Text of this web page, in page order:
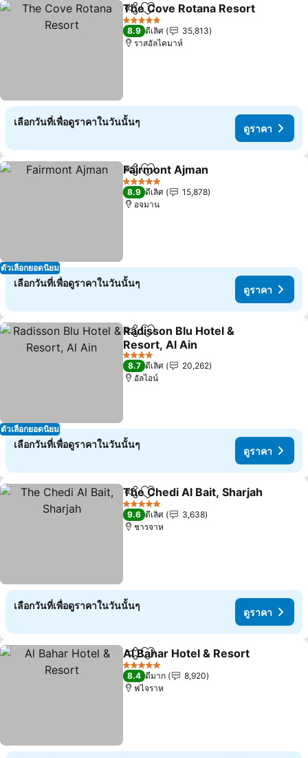
แชร์ เพิ่มในรายการโปรด
The Cove Rotana Resort
5 ดาว
8.9 ดีเลิศ
35,813
ราสอัลไคมาห์
เลือกวันที่เพื่อดูราคาในวันนั้นๆ
ดูราคา
ตัวเลือกยอดนิยม
แชร์ เพิ่มในรายการโปรด
Fairmont Ajman
5 ดาว
8.9 ดีเลิศ
15,878
อจมาน
เลือกวันที่เพื่อดูราคาในวันนั้นๆ
ดูราคา
ตัวเลือกยอดนิยม
แชร์ เพิ่มในรายการโปรด
Radisson Blu Hotel &
Resort, Al Ain
ดูราคา
4 ดาว
8.7 ดีเลิศ
20,262
อัลไอน์
เลือกวันที่เพื่อดูราคาในวันนั้นๆ
ดูราคา
แชร์ เพิ่มในรายการโปรด
The Chedi Al Bait, Sharjah
5 ดาว
9.6 ดีเลิศ
3,638
ชารจาห
เลือกวันที่เพื่อดูราคาในวันนั้นๆ
ดูราคา
แชร์ เพิ่มในรายการโปรด
Al Bahar Hotel & Resort
5 ดาว
8.4 ดีมาก
8,920
ฟไจราห